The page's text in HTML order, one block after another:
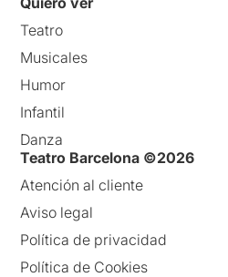
Teatro
Musicales
Humor
Infantil
Danza
Teatro Barcelona ©2026
Atención al cliente
Aviso legal
Política de privacidad
Política de Cookies